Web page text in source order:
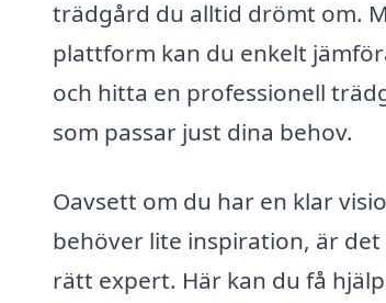
trädgård du alltid drömt om.
plattform kan du enkelt
och hitta en professionell
som passar just dina behov.
Oavsett om du har en klar
behöver lite inspiration, är
rätt expert. Här kan du få